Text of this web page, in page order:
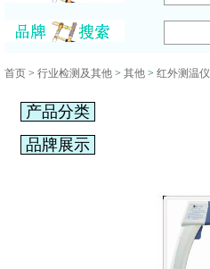
首页> 行业检测及其他> 其他> 红外测温仪
产品分类
品牌展示